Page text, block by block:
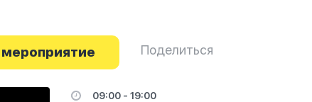
мероприятие Поделиться
09:00 - 19:00